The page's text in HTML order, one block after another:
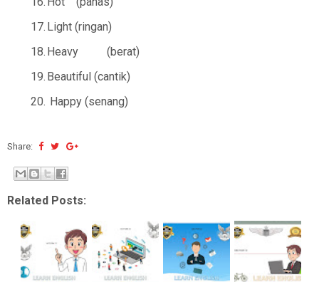
17. Light (ringan)
18. Heavy
(berat)
19. Beautiful (cantik)
20. Happy (senang)
Share:
Related Posts: